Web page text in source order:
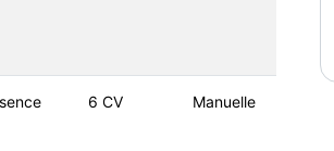
6 CV Manuelle